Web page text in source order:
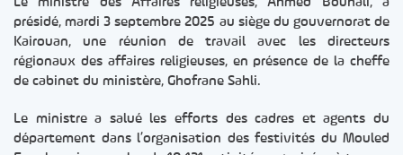
présidé, mardi 3 septembre 2025 au siège du gouvernorat de
Kairouan, une réunion de travail avec les directeurs
régionaux des affaires religieuses, en présence de la cheffe
de cabinet du ministère, Ghofrane Sahli.
Le ministre a salué les efforts des cadres et agents du
département dans l’organisation des festivités du Mouled